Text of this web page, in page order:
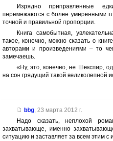
Изрядно приправленные
перемежаются с более умеренными
точной и правильной пропорции.
Книга самобытная,
такое, конечно, можно сказать о
авторами и произведениями – то
замечаешь.
«Ну, это, конечно, не Шекспир,
на сон грядущий такой великолепной
bbg, 23 марта 2012 г.
Надо сказать, неплохой
захватывающе, именно
ситуацию и заставляет за всем этим с